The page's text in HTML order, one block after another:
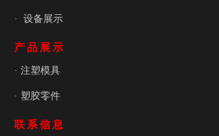
· 设备展示
产品展示
· 注塑模具
· 塑胶零件
联系信息